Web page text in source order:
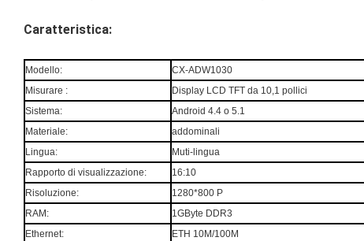
Caratteristica:
Modello:
CX-ADW1030
Misurare :
Display LCD TFT da 10,1 pollici
Sistema:
Android 4.4 o 5.1
Materiale:
addominali
Lingua:
Muti-lingua
Rapporto di visualizzazione:
16:10
Risoluzione:
1280*800 P
RAM:
1GByte DDR3
Ethernet:
ETH 10M/100M